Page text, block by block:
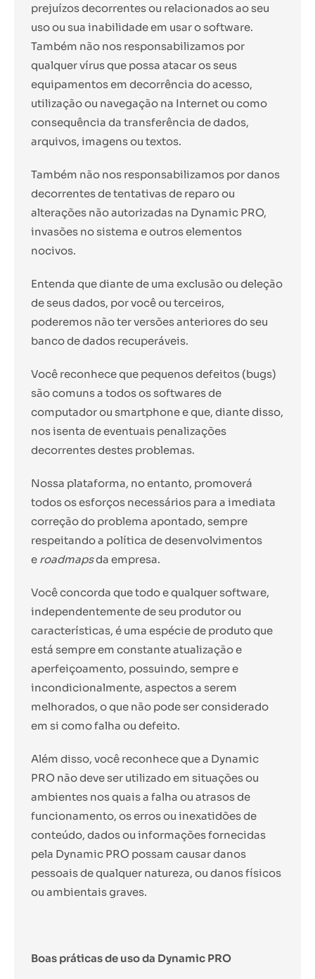
prejuízos decorrentes ou relacionados ao seu
uso ou sua inabilidade em usar o software.
Também não nos responsabilizamos por
qualquer vírus que possa atacar os seus
equipamentos em decorrência do acesso,
utilização ou navegação na Internet ou como
consequência da transferência de dados,
arquivos, imagens ou textos.
Também não nos responsabilizamos por danos
decorrentes de tentativas de reparo ou
alterações não autorizadas na Dynamic PRO,
invasões no sistema e outros elementos
nocivos.
Entenda que diante de uma exclusão ou deleção
de seus dados, por você ou terceiros,
poderemos não ter versões anteriores do seu
banco de dados recuperáveis.
Você reconhece que pequenos defeitos (bugs)
são comuns a todos os softwares de
computador ou smartphone e que, diante disso,
nos isenta de eventuais penalizações
decorrentes destes problemas.
Nossa plataforma, no entanto, promoverá
todos os esforços necessários para a imediata
correção do problema apontado, sempre
respeitando a política de desenvolvimentos
e roadmapsda empresa.
Você concorda que todo e qualquer software,
independentemente de seu produtor ou
características, é uma espécie de produto que
está sempre em constante atualização e
aperfeiçoamento, possuindo, sempre e
incondicionalmente, aspectos a serem
melhorados, o que não pode ser considerado
em si como falha ou defeito.
Além disso, você reconhece que a Dynamic
PRO não deve ser utilizado em situações ou
ambientes nos quais a falha ou atrasos de
funcionamento, os erros ou inexatidões de
conteúdo, dados ou informações fornecidas
pela Dynamic PRO possam causar danos
pessoais de qualquer natureza, ou danos físicos
ou ambientais graves.
Boas práticas de uso da Dynamic PRO